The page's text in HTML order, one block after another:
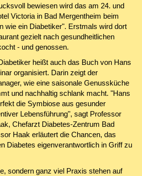
bewiesen wird das am 24. und
Victoria in Bad Mergentheim beim
wie ein Diabetiker". Erstmals wird dort
gezielt nach gesundheitlichen
- und genossen.
heißt auch das Buch von Hans
organisiert. Darin zeigt der
wie eine saisonale Genussküche
und nachhaltig schlank macht. "Hans
die Symbiose aus gesunder
Lebensführung", sagt Professor
Chefarzt Diabetes-Zentrum Bad
Haak erläutert die Chancen, das
Diabetes eigenverantwortlich in Griff zu
sondern ganz viel Praxis stehen auf